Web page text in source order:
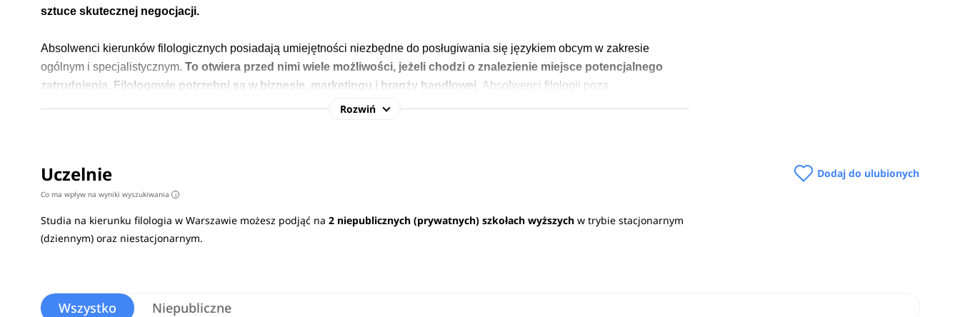
sztuce skutecznej negocjacji.
Absolwenci kierunków filologicznych posiadają umiejętności niezbędne do posługiwania się językiem obcym w zakresie
ogólnym i specjalistycznym.To otwiera przed nimi wiele możliwości, jeżeli chodzi o znalezienie miejsce potencjalnego
zatrudnienia. Filologowie potrzebni są w biznesie, marketingu i branży handlowej.
Absolwenci filologii poza
umiejętnościami językowymi, posiadają też wiedzę kulturoznawczą, co może zapewnić im zatrudnienie w placówkach
Po ukończeniu studiów filologicznych,
pracować jako dziennikarz, tłumacz, copywriter czy specjalista do spraw komunikacji. Wspominamy o tym nie bez przyczyny,
ponieważ każda profesja charakteryzuje się innym zakresem działań, a to przekłada się na kwestię wynagrodzeń.
5000 złotych brutto do 7000 złotych brutto
Rozwiń
Uczelnie
Co ma wpływ na wyniki wyszukiwania i
Dodaj do ulubionych
Studia na kierunku filologia w Warszawie możesz podjąć na2 niepublicznych (prywatnych) szkołach wyższych w trybie stacjonarnym
(dziennym) oraz niestacjonarnym.
Wszystko Niepubliczne